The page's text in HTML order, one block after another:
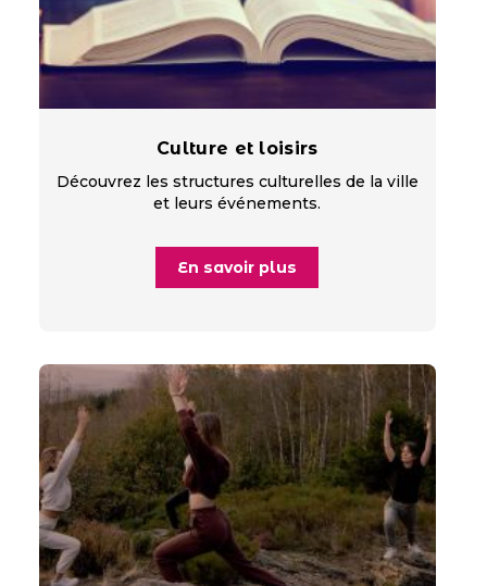
Culture et loisirs
Découvrez les structures culturelles de la ville
et leurs événements.
En savoir plus